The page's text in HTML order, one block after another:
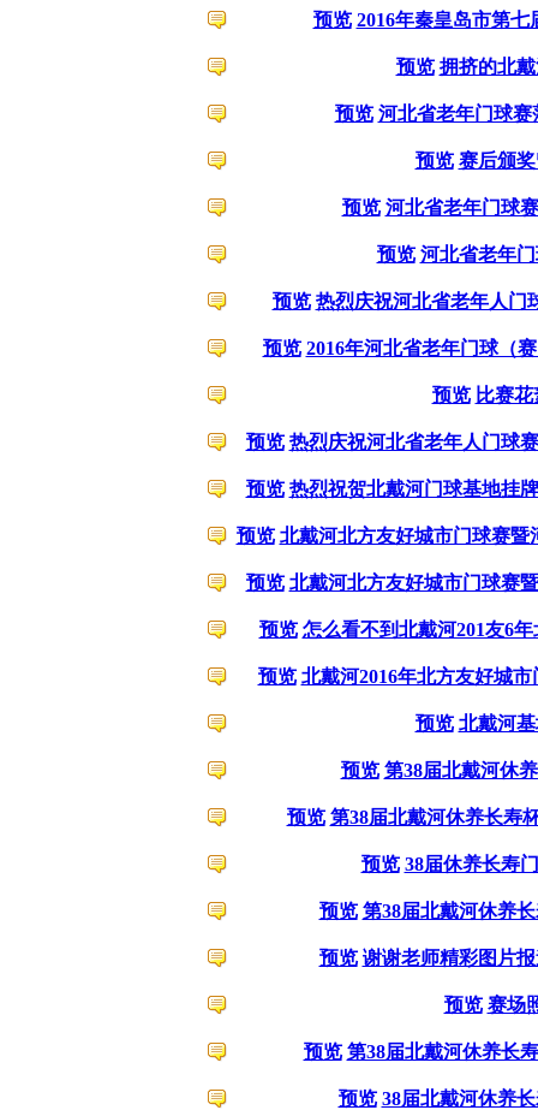
预览 2016年秦皇岛市第七
预览 拥挤的北
预览 河北省老年门球赛
预览 赛后颁
预览 河北省老年门球
预览 河北省老年
预览 热烈庆祝河北省老年人门
预览 2016年河北省老年门球（
预览 比赛花
预览 热烈庆祝河北省老年人门球
预览 热烈祝贺北戴河门球基地挂
预览 北戴河北方友好城市门球赛暨
预览 北戴河北方友好城市门球赛
预览 怎么看不到北戴河201友6
预览 北戴河2016年北方友好城
预览 北戴河
预览 第38届北戴河休
预览 第38届北戴河休养长寿
预览 38届休养长寿
预览 第38届北戴河休养
预览 谢谢老师精彩图片
预览 赛场
预览 第38届北戴河休养长
预览 38届北戴河休养